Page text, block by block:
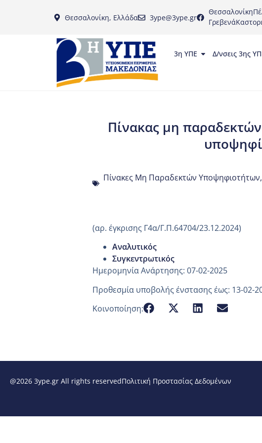
Θεσσαλονίκη, Ελλάδα 3ype@3ype.gr
Θεσσαλονίκη
Γρεβενά
3η ΥΠΕ Δ/νσεις 3ης
Πίνακας μη
Πίνακες Μη Παραδεκτών
(αρ. έγκρισης Γ4α/Γ.Π.64704/23.12.2024)
Αναλυτικός
Συγκεντρωτικός
Ημερομηνία Ανάρτησης: 07-02-2025
Προθεσμία υποβολής ένστασης έως: 13-02-
Κοινοποίηση:
@2026 3ype.gr All rights reservedΠολιτική Προστασίας Δεδομένων